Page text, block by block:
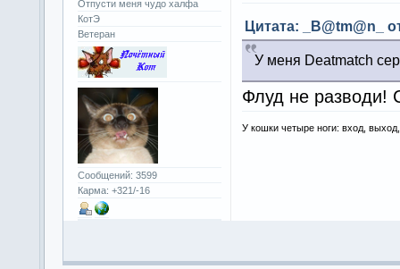
Отпусти меня чудо халфа
КотЭ
Ветеран
Сообщений: 3599
Карма: +321/-16
Цитата: _B@tm@n_
У меня Deatmatch
Флуд не разводи!
У кошки четыре ноги: вход,